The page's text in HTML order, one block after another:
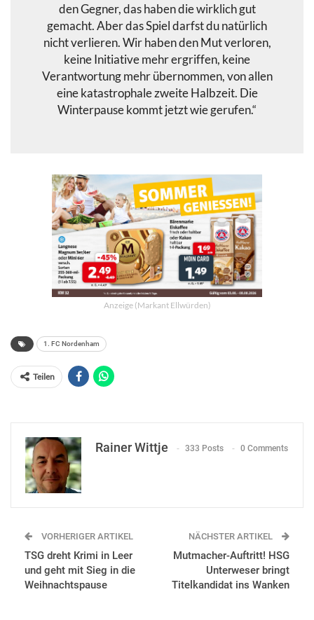
den Gegner, das haben die wirklich gut
gemacht. Aber das Spiel darfst du natürlich
nicht verlieren. Wir haben den Mut verloren,
keine Initiative mehr ergriffen, keine
Verantwortung mehr übernommen, von allen
eine katastrophale zweite Halbzeit. Die
Winterpause kommt jetzt wie gerufen.“
Anzeige (Markant Ellwürden)
1. FC Nordenham
Teilen
Rainer Wittje 333 Posts 0 Comments
VORHERIGER ARTIKEL
TSG dreht Krimi in Leer
und geht mit Sieg in die
Weihnachtspause
NÄCHSTER ARTIKEL
Mutmacher-Auftritt! HSG
Unterweser bringt
Titelkandidat ins Wanken